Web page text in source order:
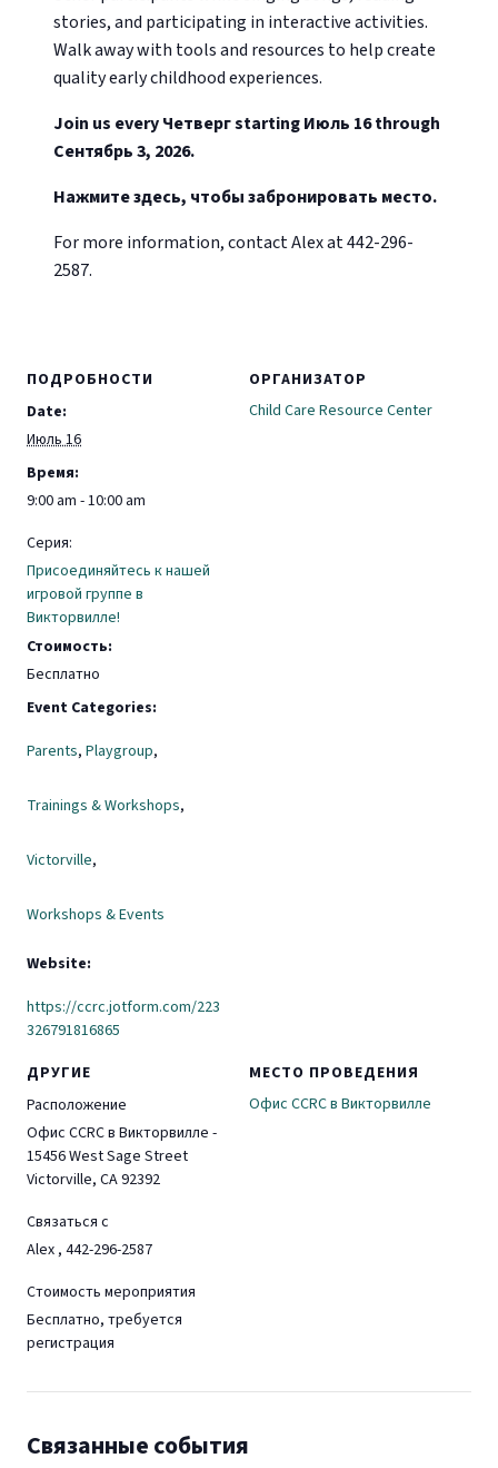
stories, and participating in interactive activities.
Walk away with tools and resources to help create
quality early childhood experiences.
Join us every Четверг starting Июль 16 through
Сентябрь 3, 2026.
Нажмите здесь, чтобы забронировать место.
For more information, contact Alex at 442-296-
2587.
ПОДРОБНОСТИ
Date:
Июль 16
Время:
9:00 am - 10:00 am
Серия:
Присоединяйтесь к нашей
игровой группе в
Викторвилле!
Стоимость:
Бесплатно
Event Categories:
Parents, Playgroup,
Trainings & Workshops,
Victorville,
Workshops & Events
Website:
https://ccrc.jotform.com/223
326791816865
МЕСТО ПРОВЕДЕНИЯ
Офис CCRC в Викторвилле
ОРГАНИЗАТОР
Child Care Resource Center
ДРУГИЕ
Расположение
Офис CCRC в Викторвилле -
15456 West Sage Street
Victorville, CA 92392
Связаться с
Alex , 442-296-2587
Стоимость мероприятия
Бесплатно, требуется
регистрация
Связанные события